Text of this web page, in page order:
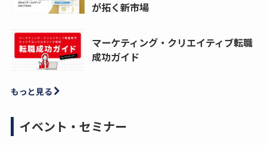
が拓く新市場
マーケティング・クリエイティブ転職
成功ガイド
もっと見る
イベント・セミナー